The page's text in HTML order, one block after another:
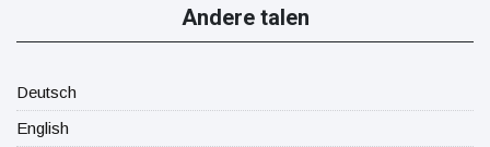
Andere talen
Deutsch
English